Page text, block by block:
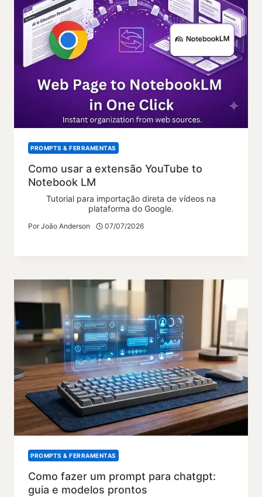
PROMPTS & FERRAMENTAS
Como usar a extensão YouTube to
Notebook LM
Tutorial para importação direta de vídeos na
plataforma do Google.
Por João Anderson 07/07/2026
PROMPTS & FERRAMENTAS
Como fazer um prompt para chatgpt:
guia e modelos prontos